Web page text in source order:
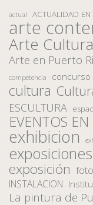
actual ACTUALIDAD EN
arte
Arte
Arte en Puerto
competencia concurso
cultura
ESCULTURA
EVENTOS
exhibicion
exposición
INSTALACION
La pintura de